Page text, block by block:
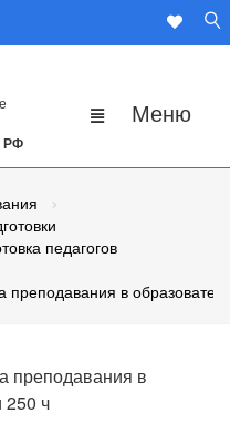
РФ
педагогов
преподавания в
преподавания в
250 ч